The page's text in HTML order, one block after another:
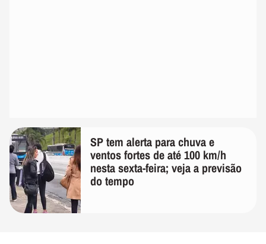
SP tem alerta para chuva e
ventos fortes de até 100 km/h
nesta sexta-feira; veja a previsão
do tempo